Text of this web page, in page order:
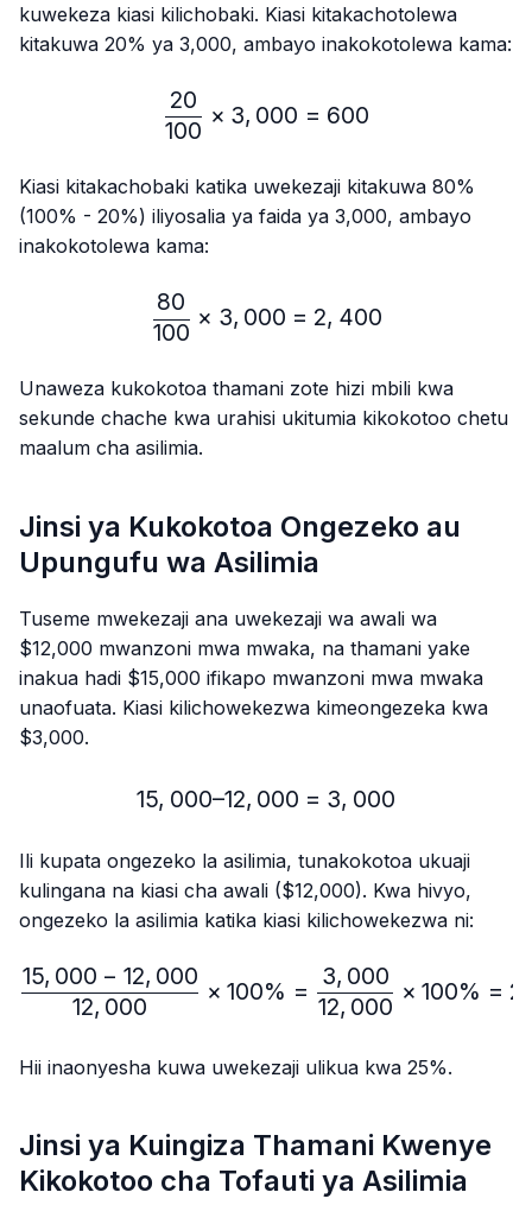
kuwekeza kiasi kilichobaki. Kiasi kitakachotolewa
kitakuwa 20% ya 3,000, ambayo inakokotolewa kama:
\frac{20}{100} × 3,000
100
20
× 3, 000 = 600
Kiasi kitakachobaki katika uwekezaji kitakuwa 80%
(100% - 20%) iliyosalia ya faida ya 3,000, ambayo
inakokotolewa kama:
\frac{80}{100} × 3,000
100
80
× 3, 000 = 2, 400
Unaweza kukokotoa thamani zote hizi mbili kwa
sekunde chache kwa urahisi ukitumia kikokotoo chetu
maalum cha asilimia.
Jinsi ya Kukokotoa Ongezeko au
Upungufu wa Asilimia
Tuseme mwekezaji ana uwekezaji wa awali wa
$12,000 mwanzoni mwa mwaka, na thamani yake
inakua hadi $15,000 ifikapo mwanzoni mwa mwaka
unaofuata. Kiasi kilichowekezwa kimeongezeka kwa
$3,000.
15,000 – 12,000 = 3,000
15, 000–12, 000 = 3, 000
Ili kupata ongezeko la asilimia, tunakokotoa ukuaji
kulingana na kiasi cha awali ($12,000). Kwa hivyo,
ongezeko la asilimia katika kiasi kilichowekezwa ni:
\frac{15,000-
12, 000
15, 000 − 12, 000
× 100% =
12, 000
3, 000
× 100% =
Hii inaonyesha kuwa uwekezaji ulikua kwa 25%.
Jinsi ya Kuingiza Thamani Kwenye
Kikokotoo cha Tofauti ya Asilimia